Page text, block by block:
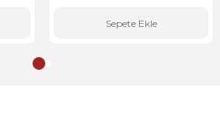
Sepete Ekle